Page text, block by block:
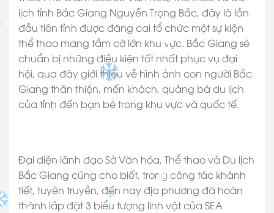
lịch tỉnh Bắc Giang Nguyễn Trọng Bắc, đây là lần
đầu tiên tỉnh được đăng cai tổ chức một sự kiện
thể thao mang tầm cỡ lớn khu vực. Bắc Giang sẽ
chuẩn bị những điều kiện tốt nhất phục vụ đại
hội, qua đây giới thiệu về hình ảnh con người Bắc
Giang thân thiện, mến khách, quảng bá du lịch
của tỉnh đến bạn bè trong khu vực và quốc tế.
Đại diện lãnh đạo Sở Văn hóa, Thể thao và Du lịch
Bắc Giang cũng cho biết, trong công tác khánh
tiết, tuyên truyền, đến nay địa phương đã hoàn
thành lắp đặt 3 biểu tượng linh vật của SEA
✽
✽
✽